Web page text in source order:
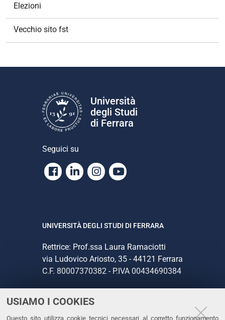
USIAMO I COOKIES
Questo sito utilizza cookie tecnici necessari al corretto funzionamento
Elezioni
Vecchio sito fst
Università
degli Studi
di Ferrara
Seguici su
Facebook
LinkedinInstagram
Youtube
UNIVERSITÀ DEGLI STUDI DI FERRARA
Rettrice: Prof.ssa Laura Ramaciotti
via Ludovico Ariosto, 35 - 44121 Ferrara
C.F. 80007370382 - P.IVA 00434690384
CONTATTI